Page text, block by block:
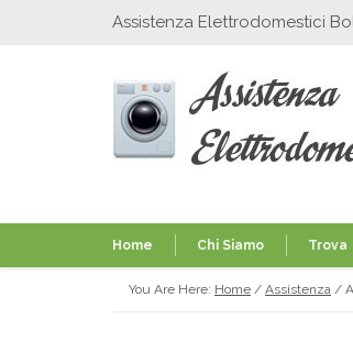
Assistenza Elettrodomestici
Home Chi Siamo Trova
You Are Here: Home / Assistenza /